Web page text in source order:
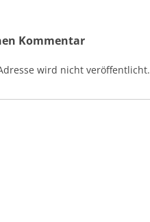
Kommentar
wird nicht veröffentlicht.